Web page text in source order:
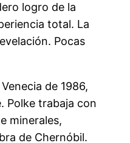
logro de la
total. La
Pocas
de 1986,
Polke trabaja con
minerales,
de Chernóbil.